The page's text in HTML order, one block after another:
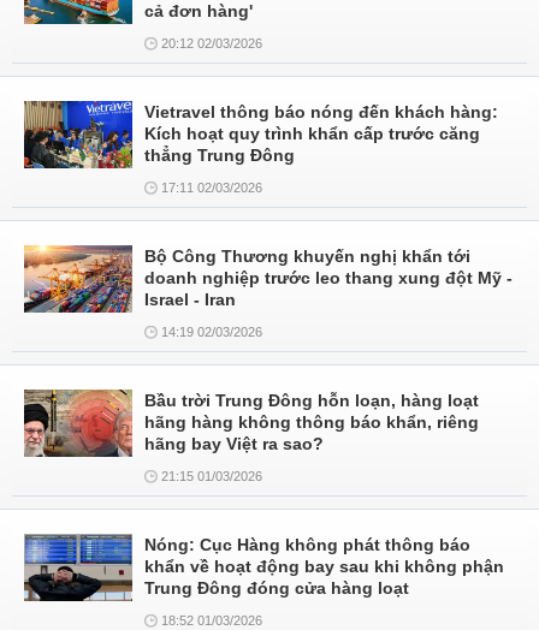
cả đơn hàng'
20:12 02/03/2026
Vietravel thông báo nóng đến khách hàng:
Kích hoạt quy trình khẩn cấp trước căng
thẳng Trung Đông
17:11 02/03/2026
Bộ Công Thương khuyến nghị khẩn tới
doanh nghiệp trước leo thang xung đột Mỹ -
Israel - Iran
14:19 02/03/2026
Bầu trời Trung Đông hỗn loạn, hàng loạt
hãng hàng không thông báo khẩn, riêng
hãng bay Việt ra sao?
21:15 01/03/2026
Nóng: Cục Hàng không phát thông báo
khẩn về hoạt động bay sau khi không phận
Trung Đông đóng cửa hàng loạt
18:52 01/03/2026